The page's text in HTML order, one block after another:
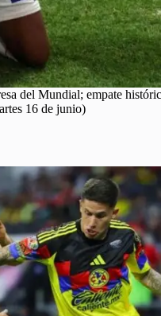
del Mundial; empate
16 de junio)